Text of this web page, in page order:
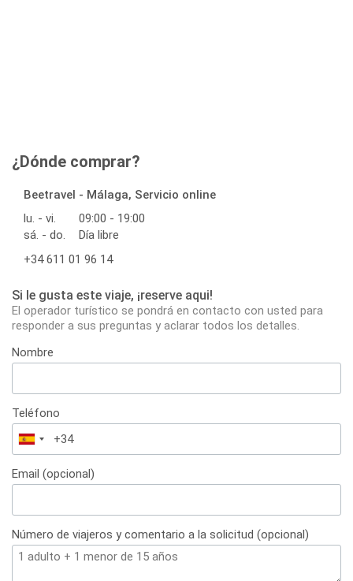
¿Dónde comprar?
Beetravel - Málaga, Servicio online
lu. - vi.
09:00 - 19:00
sá. - do.
Día libre
+34 611 01 96 14
Si le gusta este viaje, ¡reserve aqui!
El operador turístico se pondrá en contacto con usted para
responder a sus preguntas y aclarar todos los detalles.
Nombre
Teléfono
España
+34
Email (opcional)
Número de viajeros y comentario a la solicitud (opcional)